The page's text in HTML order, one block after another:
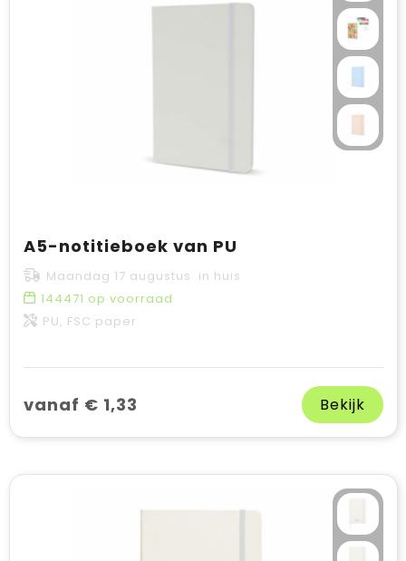
A5-notitieboek van PU
Maandag 17 augustus in huis
144471 op voorraad
PU, FSC paper
vanaf € 1,33 Bekijk